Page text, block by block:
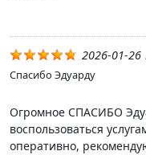
2026-01-26
Спасибо Эдуарду
Огромное СПАСИБО
воспользоваться
оперативно,